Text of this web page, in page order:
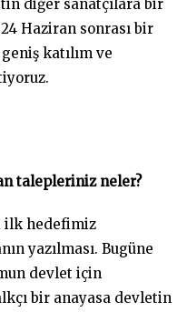
diğer sanatçılara bir
Haziran sonrası bir
katılım ve
talepleriniz neler?
ilk hedefimiz
yazılması. Bugüne
devlet için
bir anayasa devletin